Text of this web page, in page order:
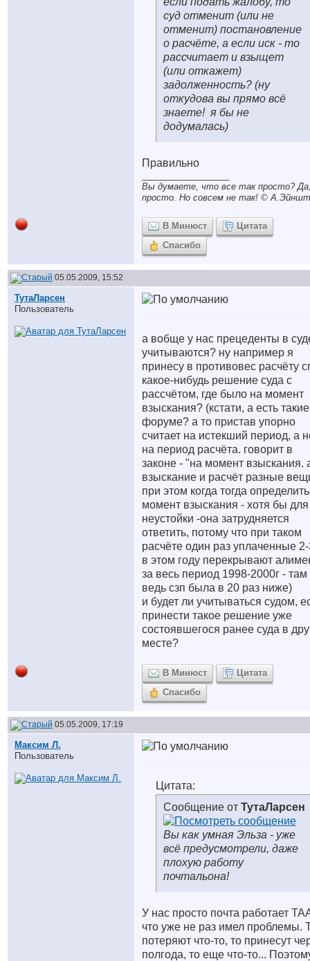
суд отменит (или не
отменит) постановление
о расчёте, а если иск - то
рассчитает и взыщет
(или откажет)
задолженность? (ну
откудова вы прямо всё
знаете! я бы не
додумалась)
Правильно
Вы думаете, что все так просто?
просто. Но совсем не так! ©
В Минюст
Цитата
Спасибо
05.05.2009, 15:52
ТутаЛарсен
Пользователь
а вобще у нас прецеденты в
учитываются? ну например я
принесу в противовес расчёту
какое-нибудь решение суда с
рассчётом, где было на момент
взыскания? (кстати, а есть
форуме? а то пристав упорно
считает на истекший период, а
на период расчёта. говорит в
законе - "на момент взыскания.
взыскание и расчёт разные
при этом когда тогда определить
момент взыскания - хотя бы для
неустойки -она затрудняется
ответить, потому что при таком
расчёте один раз уплаченные
в этом году перекрывают
за весь период 1998-2000г - там
ведь сзп была в 20 раз ниже)
и будет ли учитываться судом,
принести такое решение уже
состоявшегося ранее суда в
месте?
В Минюст
Цитата
Спасибо
05.05.2009, 17:19
Максим Л.
Пользователь
Цитата:
Сообщение от ТутаЛарсен
Вы как умная Эльза - уже
всё предусмотрели, даже
плохую работу
почтальона!
У нас просто почта работает
что уже не раз имел проблемы.
потеряют что-то, то принесут
полгода, то еще что-то...